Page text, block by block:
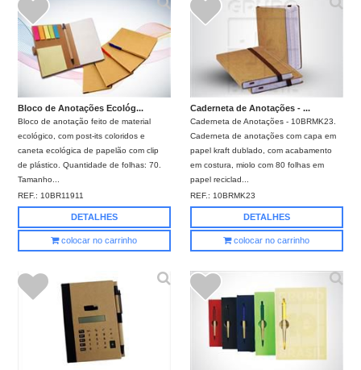
Bloco de Anotações Ecológ...
Bloco de anotação feito de material
ecológico, com post-its coloridos e
caneta ecológica de papelão com clip
de plástico. Quantidade de folhas: 70.
Tamanho...
REF.: 10BR11911
DETALHES
colocar no carrinho
Caderneta de Anotações - ...
Caderneta de Anotações - 10BRMK23.
Caderneta de anotações com capa em
papel kraft dublado, com acabamento
em costura, miolo com 80 folhas em
papel reciclad...
REF.: 10BRMK23
DETALHES
colocar no carrinho